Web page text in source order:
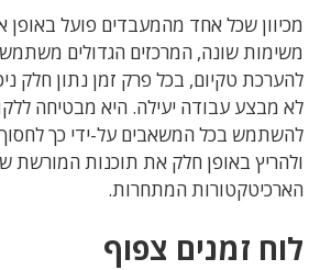
מכיוון שכל אחד מהמעבדים פועל באופן
משימות שונה, המרכזים הגדולים
להערכת טקיום, בכל פרק זמן נתון חלק
לא מבצע עבודה יעילה. היא מבטיחה
להשתמש בכל המשאבים על-ידי כך
ולהריץ באופן חלק את תוכנות המורשת
הארכיטקטורות המתחרות.
לוח זמנים צפוף